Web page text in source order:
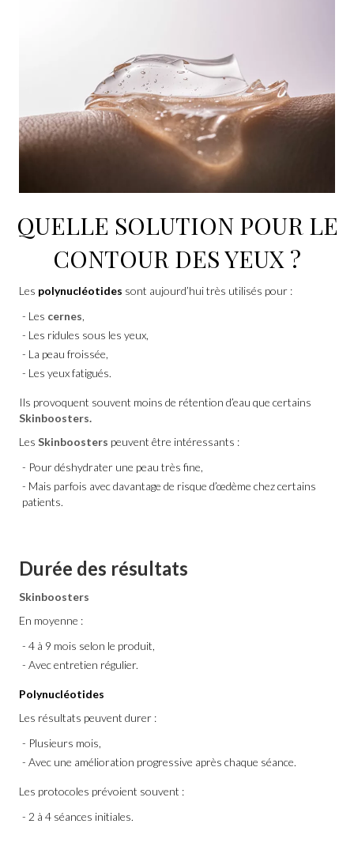
QUELLE SOLUTION POUR LE
CONTOUR DES YEUX ?
Les polynucléotides sont aujourd’hui très utilisés pour :
Les cernes,
Les ridules sous les yeux,
La peau froissée,
Les yeux fatigués.
Ils provoquent souvent moins de rétention d’eau que certains
Skinboosters.
Les Skinboosters peuvent être intéressants :
Pour déshydrater une peau très fine,
Mais parfois avec davantage de risque d’œdème chez certains
patients.
Durée des résultats
Skinboosters
En moyenne :
4 à 9 mois selon le produit,
Avec entretien régulier.
Polynucléotides
Les résultats peuvent durer :
Plusieurs mois,
Avec une amélioration progressive après chaque séance.
Les protocoles prévoient souvent :
2 à 4 séances initiales.